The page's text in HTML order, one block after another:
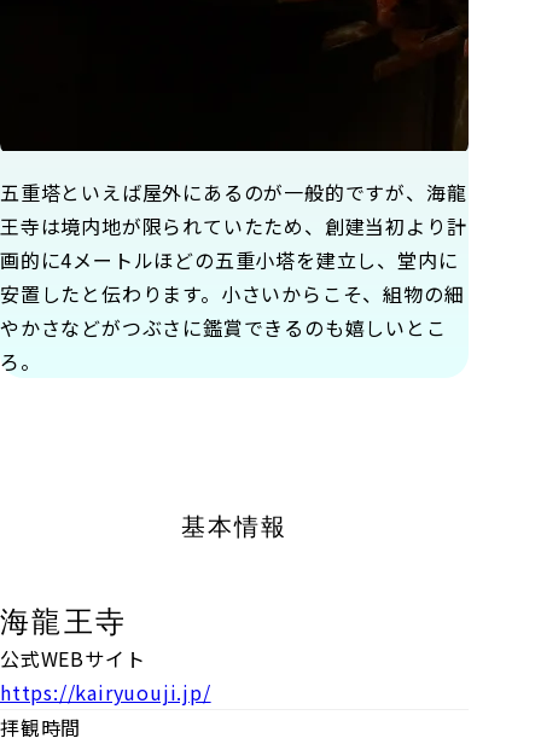
五重塔といえば屋外にあるのが一般的ですが、海龍
王寺は境内地が限られていたため、創建当初より計
画的に4メートルほどの五重小塔を建立し、堂内に
安置したと伝わります。小さいからこそ、組物の細
やかさなどがつぶさに鑑賞できるのも嬉しいとこ
ろ。
基本情報
海龍王寺
公式WEBサイト
https://kairyuouji.jp/
拝観時間